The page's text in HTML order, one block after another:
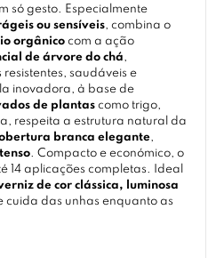
só gesto. Especialmente
ou sensíveis, combina o
orgânico com a ação
de árvore do chá,
saudáveis e
inovadora, à base de
de plantas como trigo,
respeita a estrutura natural da
branca elegante,
. Compacto e económico, o
14 aplicações completas. Ideal
de cor clássica, luminosa
cuida das unhas enquanto as